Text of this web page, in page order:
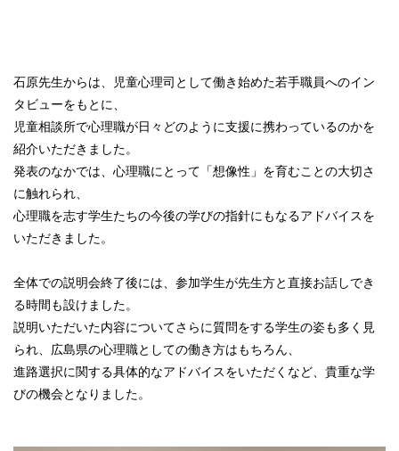
石原先生からは、児童心理司として働き始めた若手職員へのイン
タビューをもとに、
児童相談所で心理職が日々どのように支援に携わっているのかを
紹介いただきました。
発表のなかでは、心理職にとって「想像性」を育むことの大切さ
に触れられ、
心理職を志す学生たちの今後の学びの指針にもなるアドバイスを
いただきました。
全体での説明会終了後には、参加学生が先生方と直接お話しでき
る時間も設けました。
説明いただいた内容についてさらに質問をする学生の姿も多く見
られ、広島県の心理職としての働き方はもちろん、
進路選択に関する具体的なアドバイスをいただくなど、貴重な学
びの機会となりました。